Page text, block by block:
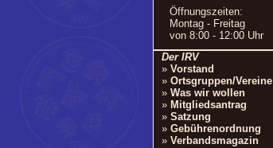
Öffnungszeiten:
Montag - Freitag
von 8:00 - 12:00 Uhr
Der IRV
» Vorstand
» Ortsgruppen/Vereine
» Was wir wollen
» Mitgliedsantrag
» Satzung
» Gebührenordnung
» Verbandsmagazin